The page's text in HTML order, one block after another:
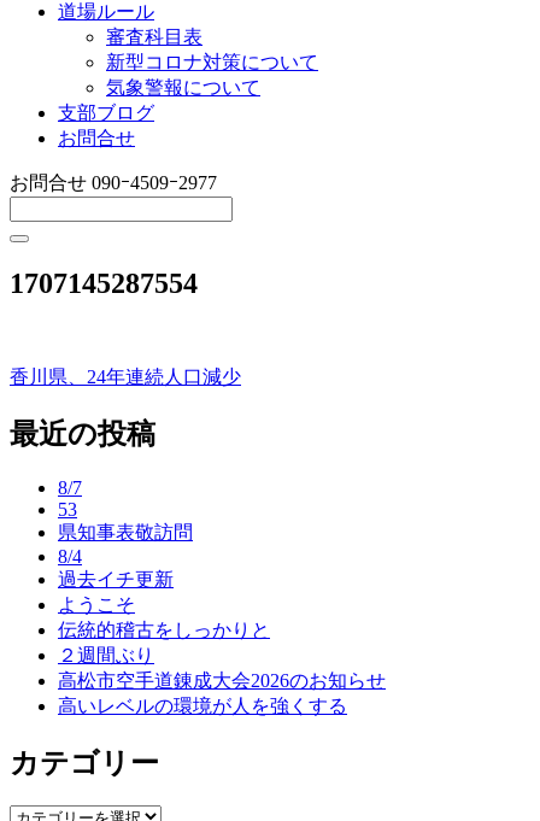
道場ルール
審査科目表
新型コロナ対策について
気象警報について
支部ブログ
お問合せ
お問合せ 090ｰ4509ｰ2977
1707145287554
投
稿
香川県、24年連続人口減少
最近の投稿
8/7
53
県知事表敬訪問
8/4
過去イチ更新
ようこそ
伝統的稽古をしっかりと
２週間ぶり
高松市空手道錬成大会2026のお知らせ
高いレベルの環境が人を強くする
カテゴリー
カ